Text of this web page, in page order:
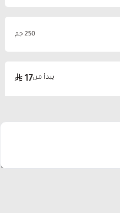
250 جم
يبدأ من17